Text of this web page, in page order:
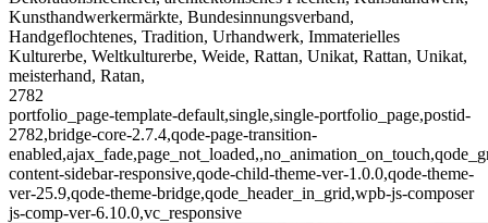
Kunsthandwerkermärkte, Bundesinnungsverband,
Handgeflochtenes, Tradition, Urhandwerk, Immaterielles
Kulturerbe, Weltkulturerbe, Weide, Rattan, Unikat, Rattan, Unikat,
meisterhand, Ratan,
2782
portfolio_page-template-default,single,single-portfolio_page,postid-
2782,bridge-core-2.7.4,qode-page-transition-
content-sidebar-responsive,qode-child-theme-ver-1.0.0,qode-theme-
ver-25.9,qode-theme-bridge,qode_header_in_grid,wpb-js-composer
js-comp-ver-6.10.0,vc_responsive